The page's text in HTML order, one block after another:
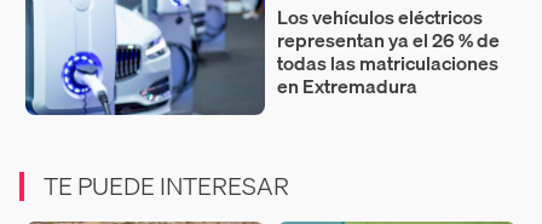
Los vehículos eléctricos
representan ya el 26 % de
todas las matriculaciones
en Extremadura
TE PUEDE INTERESAR